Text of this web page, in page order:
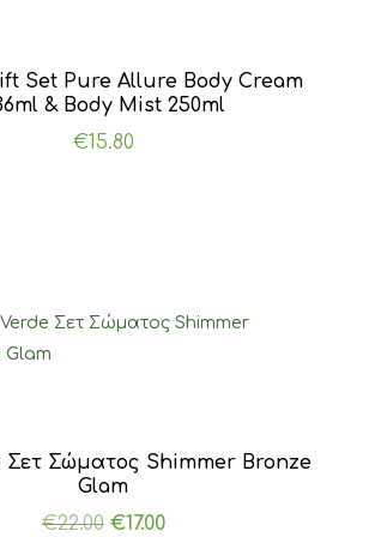
Set Pure Allure Body Cream
& Body Mist 250ml
€15.80
Σετ Σώματος Shimmer Bronze
Glam
€22.00 Original
€17.00Η